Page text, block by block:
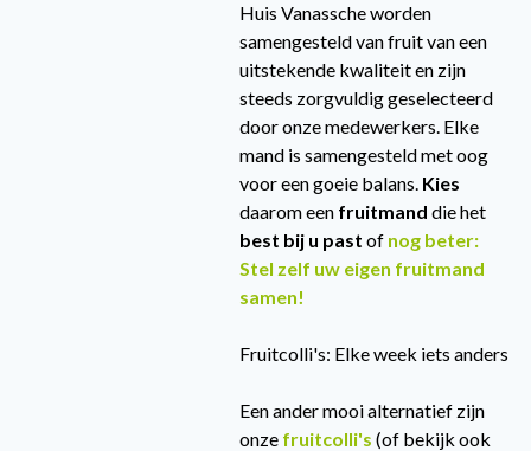
Huis Vanassche worden
samengesteld van fruit van een
uitstekende kwaliteit en zijn
steeds zorgvuldig geselecteerd
door onze medewerkers. Elke
mand is samengesteld met oog
voor een goeie balans. Kies
daarom een fruitmanddie het
best bij u past of nog beter:
Stel zelf uw eigen fruitmand
samen!
Fruitcolli's: Elke week iets anders
Een ander mooi alternatief zijn
onze fruitcolli's(of bekijk ook